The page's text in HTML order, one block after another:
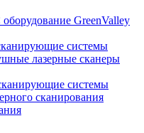
GreenValley
системы
лазерные сканеры
системы
сканирования